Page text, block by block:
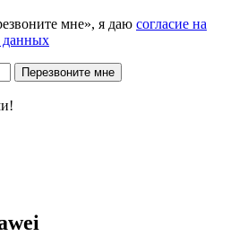
мне», я даю согласие на
данных